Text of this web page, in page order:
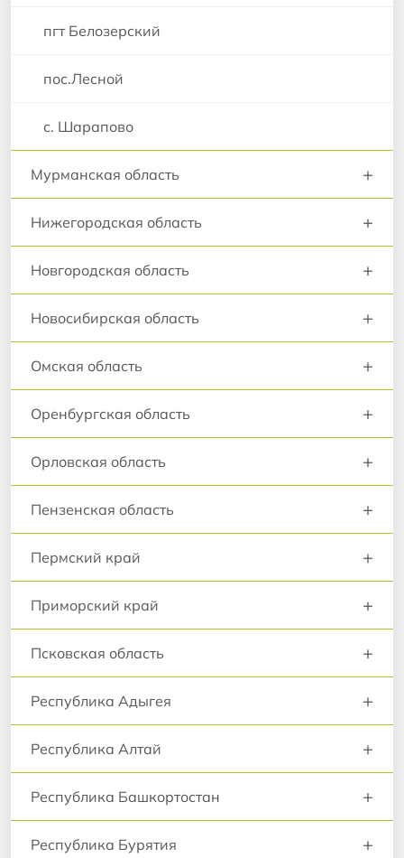
пгт Белозерский
пос.Лесной
с. Шарапово
Мурманская область +
Нижегородская область +
Новгородская область +
Новосибирская область +
Омская область +
Оренбургская область +
Орловская область +
Пензенская область +
Пермский край +
Приморский край +
Псковская область +
Республика Адыгея +
Республика Алтай +
Республика Башкортостан +
Республика Бурятия +